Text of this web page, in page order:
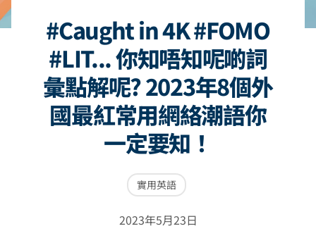
#Caught in 4K #FOMO
#LIT... 你知唔知呢啲詞
彙點解呢? 2023年8個外
國最紅常用網絡潮語你
一定要知！
實用英語
2023年5月23日